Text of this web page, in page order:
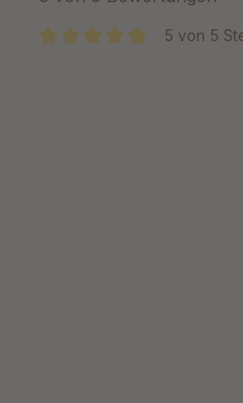
Durchschnittliche
5 von 5